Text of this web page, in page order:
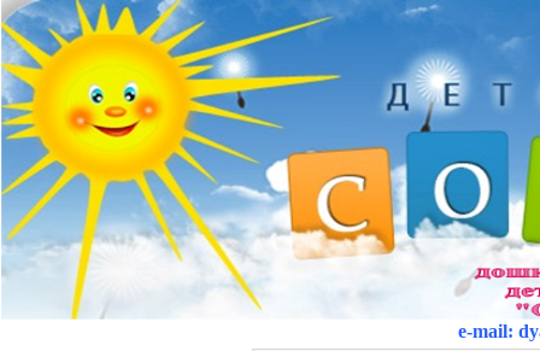
e-mail: